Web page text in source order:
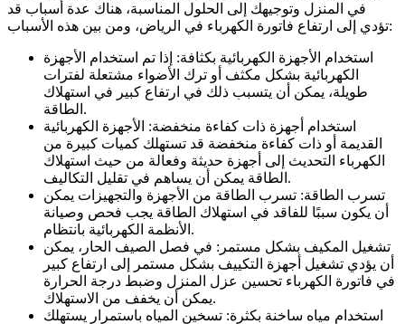
في المنزل وتوجيهك إلى الحلول المناسبة، هناك عدة أسباب قد
تؤدي إلى ارتفاع فاتورة الكهرباء في الرياض، ومن بين هذه الأسباب:
استخدام الأجهزة الكهربائية بكثافة: إذا تم استخدام الأجهزة
الكهربائية بشكل مكثف أو ترك الأضواء مشتعلة لفترات
طويلة، يمكن أن يتسبب ذلك في ارتفاع كبير في استهلاك
الطاقة.
استخدام أجهزة ذات كفاءة منخفضة: الأجهزة الكهربائية
القديمة أو ذات كفاءة منخفضة قد تستهلك كميات كبيرة من
الكهرباء التحديث إلى أجهزة حديثة وفعالة من حيث استهلاك
الطاقة يمكن أن يساهم في تقليل التكاليف.
تسرب الطاقة: تسرب الطاقة من الأجهزة والتجهيزات يمكن
أن يكون سببًا للفاقد في استهلاك الطاقة يجب فحص وصيانة
الأنظمة الكهربائية بانتظام.
تشغيل المكيف بشكل مستمر: في فصل الصيف الحار، يمكن
أن يؤدي تشغيل أجهزة التكييف بشكل مستمر إلى ارتفاع كبير
في فاتورة الكهرباء تحسين عزل المنزل وضبط درجة الحرارة
يمكن أن يخفف من الاستهلاك.
استخدام مياه ساخنة بكثرة: تسخين المياه باستمرار يستهلك